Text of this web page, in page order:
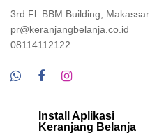
3rd Fl. BBM Building, Makassar
pr@keranjangbelanja.co.id
08114112122
Install Aplikasi
Keranjang Belanja